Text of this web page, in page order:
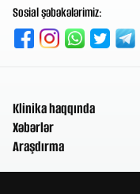
Sosial şəbəkələrimiz:
Klinika haqqında
Xəbərlər
Araşdırma